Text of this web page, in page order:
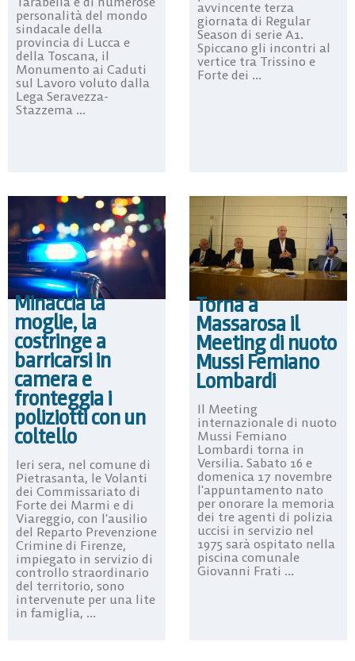
personalità del mondo
sindacale della
provincia di Lucca e
della Toscana, il
Monumento ai Caduti
sul Lavoro voluto dalla
Lega Seravezza-
Stazzema ...
avvincente terza
giornata di Regular
Season di serie A1.
Spiccano gli incontri al
vertice tra Trissino e
Forte dei ...
Minaccia la
moglie, la
costringe a
barricarsi in
camera e
fronteggia i
poliziotti con un
coltello
Ieri sera, nel comune di
Pietrasanta, le Volanti
dei Commissariato di
Forte dei Marmi e di
Viareggio, con l’ausilio
del Reparto Prevenzione
Crimine di Firenze,
impiegato in servizio di
controllo straordinario
del territorio, sono
intervenute per una lite
in famiglia, ...
Torna a
Massarosa il
Meeting di nuoto
Mussi Femiano
Lombardi
Il Meeting
internazionale di nuoto
Mussi Femiano
Lombardi torna in
Versilia. Sabato 16 e
domenica 17 novembre
l’appuntamento nato
per onorare la memoria
dei tre agenti di polizia
uccisi in servizio nel
1975 sarà ospitato nella
piscina comunale
Giovanni Frati ...